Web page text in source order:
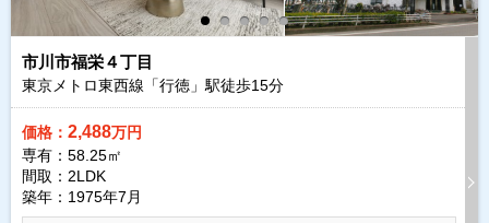
市川市福栄４丁目
東京メトロ東西線「行徳」駅徒歩15分
価格： 2,488万円
専有：58.25㎡
間取：2LDK
築年：1975年7月